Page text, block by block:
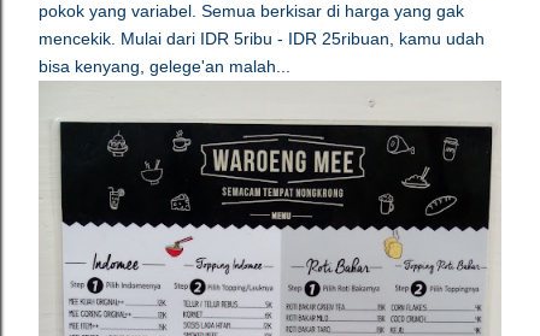
pokok yang variabel. Semua berkisar di harga yang gak
mencekik. Mulai dari IDR 5ribu - IDR 25ribuan, kamu udah
bisa kenyang, gelege'an malah...